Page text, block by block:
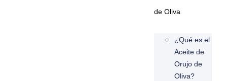
de Oliva
¿Qué es el
Aceite de
Orujo de
Oliva?